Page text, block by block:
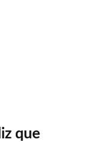
que